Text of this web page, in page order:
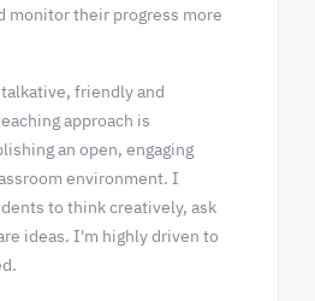
monitor their progress more
friendly and
approach is
an open, engaging
environment. I
to think creatively, ask
ideas. I'm highly driven to